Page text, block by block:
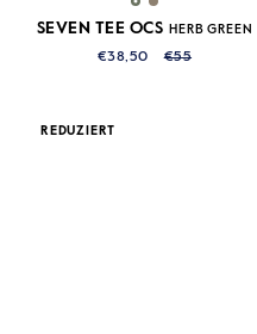
SEVEN TEE OCS HERB GREEN
€38,50 €55
REDUZIERT